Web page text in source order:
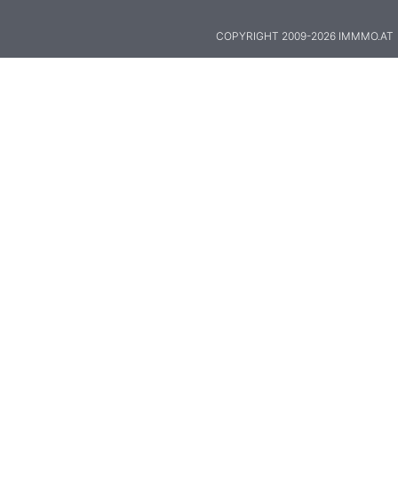
COPYRIGHT 2009-2026 IMMMO.AT